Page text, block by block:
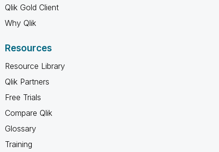
Qlik Gold Client
Why Qlik
Resources
Resource Library
Qlik Partners
Free Trials
Compare Qlik
Glossary
Training